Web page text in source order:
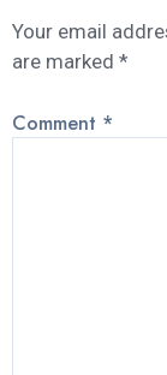
Your email
are marked *
Comment *